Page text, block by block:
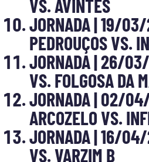
VS. AVINTES
JORNADA | 19/
PEDROUÇOS VS.
JORNADA | 26/
VS. FOLGOSA DA
JORNADA | 02/
ARCOZELO VS.
JORNADA | 16/
VS. VARZIM B